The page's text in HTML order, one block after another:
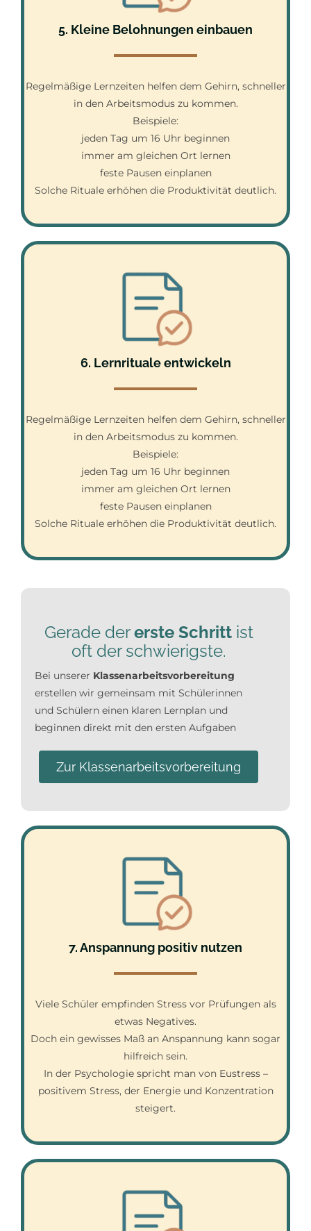
5. Kleine Belohnungen einbauen
Regelmäßige Lernzeiten helfen dem Gehirn, schneller
in den Arbeitsmodus zu kommen.
Beispiele:
jeden Tag um 16 Uhr beginnen
immer am gleichen Ort lernen
feste Pausen einplanen
Solche Rituale erhöhen die Produktivität deutlich.
6. Lernrituale entwickeln
Regelmäßige Lernzeiten helfen dem Gehirn, schneller
in den Arbeitsmodus zu kommen.
Beispiele:
jeden Tag um 16 Uhr beginnen
immer am gleichen Ort lernen
feste Pausen einplanen
Solche Rituale erhöhen die Produktivität deutlich.
Gerade dererste Schrittist
oft der schwierigste.
Bei unserer Klassenarbeitsvorbereitung
erstellen wir gemeinsam mit Schülerinnen
und Schülern einen klaren Lernplan und
beginnen direkt mit den ersten Aufgaben
Zur Klassenarbeitsvorbereitung
7. Anspannung positiv nutzen
Viele Schüler empfinden Stress vor Prüfungen als
etwas Negatives.
Doch ein gewisses Maß an Anspannung kann sogar
hilfreich sein.
In der Psychologie spricht man von Eustress –
positivem Stress, der Energie und Konzentration
steigert.